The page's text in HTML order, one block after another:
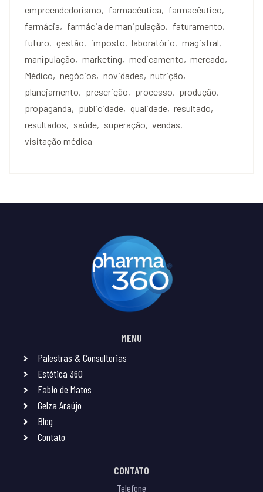
empreendedorismo
farmacêutica
farmacêutico
farmácia
farmácia de manipulação
faturamento
futuro
gestão imposto laboratório
magistral
manipulação
marketing medicamento
mercado
Médico
negócios novidades
nutrição
planejamento
prescrição processo
produção
propaganda
publicidade qualidade
resultado
resultados
saúde superação
vendas
visitação médica
MENU
Palestras & Consultorias
Estética 360
Fabio de Matos
Gelza Araújo
Blog
Contato
CONTATO
Telefone